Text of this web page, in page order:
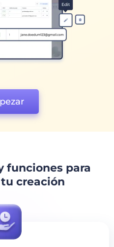
funciones para
creación